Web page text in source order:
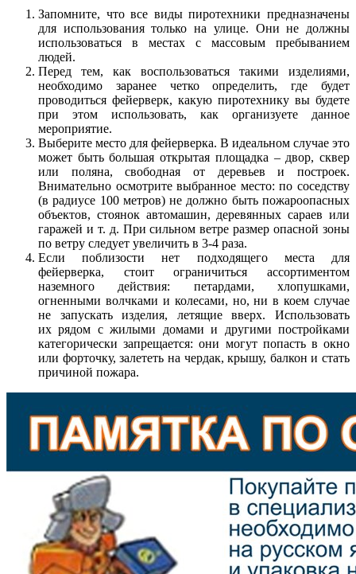
Запомните, что все виды пиротехники предназначены
для использования только на улице. Они не должны
использоваться в местах с массовым пребыванием
людей.
Перед тем, как воспользоваться такими изделиями,
необходимо заранее четко определить, где будет
проводиться фейерверк, какую пиротехнику вы будете
при этом использовать, как организуете данное
мероприятие.
Выберите место для фейерверка. В идеальном случае это
может быть большая открытая площадка – двор, сквер
или поляна, свободная от деревьев и построек.
Внимательно осмотрите выбранное место: по соседству
(в радиусе 100 метров) не должно быть пожароопасных
объектов, стоянок автомашин, деревянных сараев или
гаражей и т. д. При сильном ветре размер опасной зоны
по ветру следует увеличить в 3-4 раза.
Если поблизости нет подходящего места для
фейерверка, стоит ограничиться ассортиментом
наземного действия: петардами, хлопушками,
огненными волчками и колесами, но, ни в коем случае
не запускать изделия, летящие вверх. Использовать
их рядом с жилыми домами и другими постройками
категорически запрещается: они могут попасть в окно
или форточку, залететь на чердак, крышу, балкон и стать
причиной пожара.